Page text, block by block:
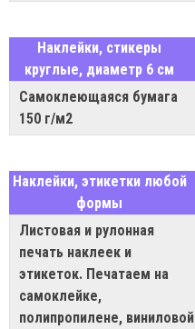
Наклейки, стикеры
круглые, диаметр 6 см
Самоклеющаяся бумага
150 г/м2
Наклейки, этикетки любой
формы
Листовая и рулонная
печать наклеек и
этикеток. Печатаем на
самоклейке,
полипропилене, виниловой